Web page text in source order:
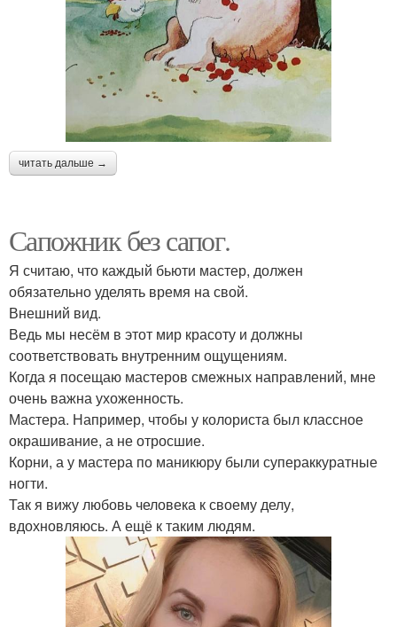
читать дальше →
Сапожник без сапог.
Я считаю, что каждый бьюти мастер, должен
обязательно уделять время на свой.
Внешний вид.
Ведь мы несём в этот мир красоту и должны
соответствовать внутренним ощущениям.
Когда я посещаю мастеров смежных направлений, мне
очень важна ухоженность.
Мастера. Например, чтобы у колориста был классное
окрашивание, а не отросшие.
Корни, а у мастера по маникюру были супераккуратные
ногти.
Так я вижу любовь человека к своему делу,
вдохновляюсь. А ещё к таким людям.